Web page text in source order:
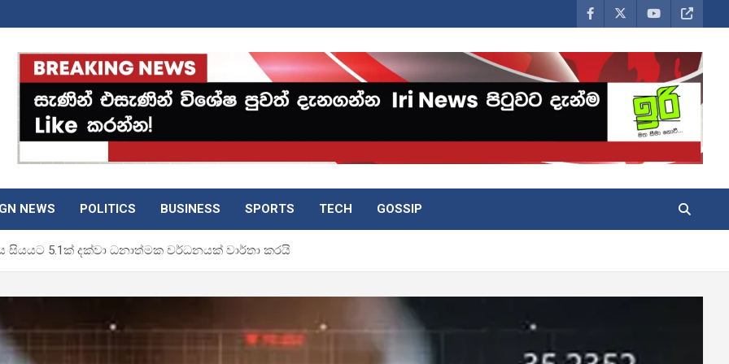
NEWS POLITICS BUSINESS SPORTS TECH GOSSIP
සියයට 5.1ක් දක්වා ධනාත්මක වර්ධනයක් වාර්තා කරයි